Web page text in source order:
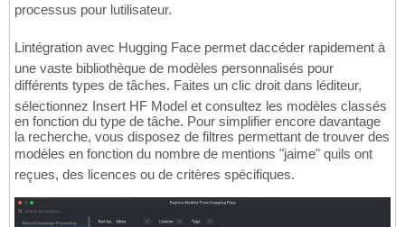
processus pour lutilisateur.
Lintégration avec Hugging Face permet daccéder rapidement à
une vaste bibliothèque de modèles personnalisés pour
différents types de tâches. Faites un clic droit dans léditeur,
sélectionnez Insert HF Model et consultez les modèles classés
en fonction du type de tâche. Pour simplifier encore davantage
la recherche, vous disposez de filtres permettant de trouver des
modèles en fonction du nombre de mentions "jaime" quils ont
reçues, des licences ou de critères spécifiques.